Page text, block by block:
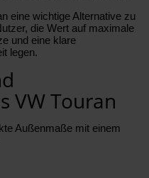
eine wichtige Alternative zu
die Wert auf maximale
und eine klare
legen.
VW Touran
Außenmaße mit einem